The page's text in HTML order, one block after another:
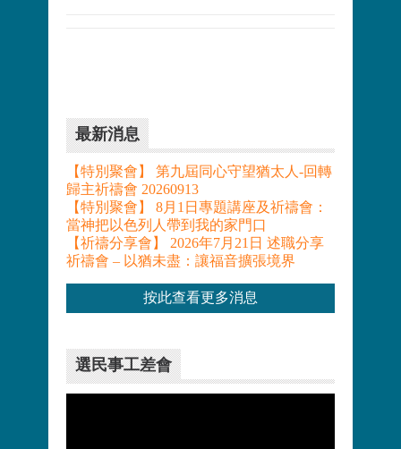
最新消息
【特別聚會】 第九屆同心守望猶太人-回轉
歸主祈禱會 20260913
【特別聚會】 8月1日專題講座及祈禱會：
當神把以色列人帶到我的家門口
【祈禱分享會】 2026年7月21日 述職分享
祈禱會 – 以猶未盡：讓福音擴張境界
按此查看更多消息
選民事工差會